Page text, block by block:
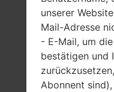
Pixel pro Zoll)
unserer
Mail-Adresse
- E-Mail, um
bestätigen und
Abonnent